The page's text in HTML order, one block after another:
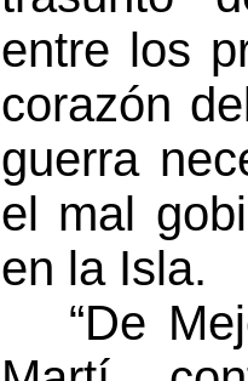
entre los
corazón
guerra
el mal
en la Isla.
“De